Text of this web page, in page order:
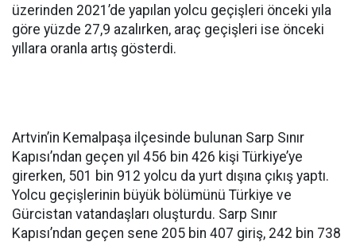
üzerinden 2021’de yapılan yolcu geçişleri önceki yıla
göre yüzde 27,9 azalırken, araç geçişleri ise önceki
yıllara oranla artış gösterdi.
Artvin’in Kemalpaşa ilçesinde bulunan Sarp Sınır
Kapısı’ndan geçen yıl 456 bin 426 kişi Türkiye’ye
girerken, 501 bin 912 yolcu da yurt dışına çıkış yaptı.
Yolcu geçişlerinin büyük bölümünü Türkiye ve
Gürcistan vatandaşları oluşturdu. Sarp Sınır
Kapısı’ndan geçen sene 205 bin 407 giriş, 242 bin 738